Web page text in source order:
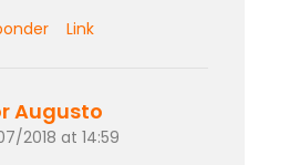
Link
Augusto
2018 at 14:59